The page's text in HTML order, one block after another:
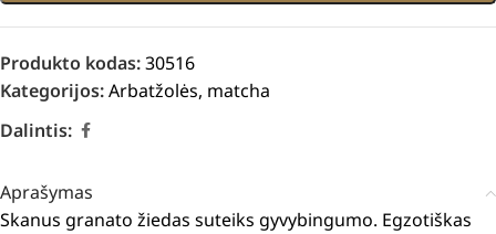
Produkto kodas:30516
Kategorijos:Arbatžolės, matcha
Dalintis:
Aprašymas
Skanus granato žiedas suteiks gyvybingumo. Egzotiškas